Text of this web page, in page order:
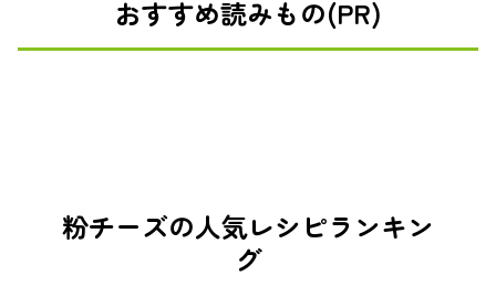
おすすめ読みもの(PR)
粉チーズの人気レシピランキン
グ